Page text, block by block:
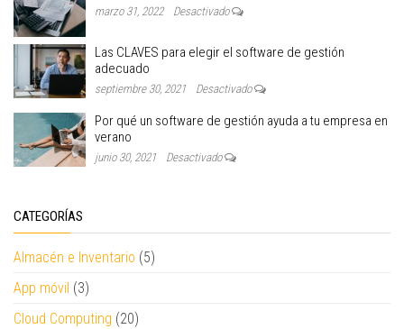
marzo 31, 2022 Desactivado
Las CLAVES para elegir el software de gestión
adecuado
septiembre 30, 2021 Desactivado
Por qué un software de gestión ayuda a tu empresa en
verano
junio 30, 2021 Desactivado
CATEGORÍAS
Almacén e Inventario (5)
App móvil (3)
Cloud Computing (20)